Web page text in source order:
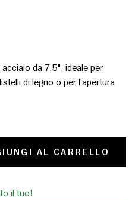
da 7,5", ideale per
di legno o per l’apertura
AL CARRELLO
il tuo!